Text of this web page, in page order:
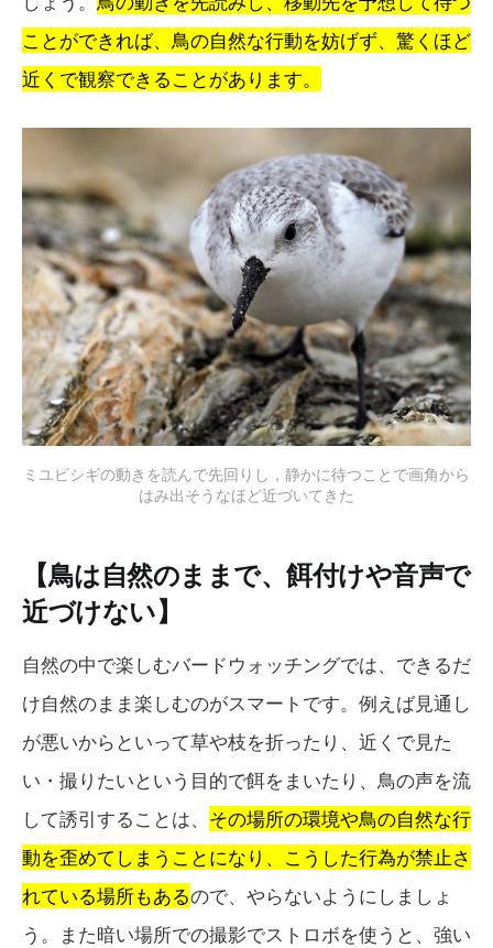
ことができれば、鳥の自然な行動を妨げず、驚くほど
近くで観察できることがあります。
ミユビシギの動きを読んで先回りし，静かに待つことで画角から
はみ出そうなほど近づいてきた
【鳥は自然のままで、餌付けや音声で
近づけない】
自然の中で楽しむバードウォッチングでは、できるだ
け自然のまま楽しむのがスマートです。例えば見通し
が悪いからといって草や枝を折ったり、近くで見た
い・撮りたいという目的で餌をまいたり、鳥の声を流
して誘引することは、 その場所の環境や鳥の自然な行
動を歪めてしまうことになり、こうした行為が禁止さ
れている場所もあるので、やらないようにしましょ
う。また暗い場所での撮影でストロボを使うと、強い